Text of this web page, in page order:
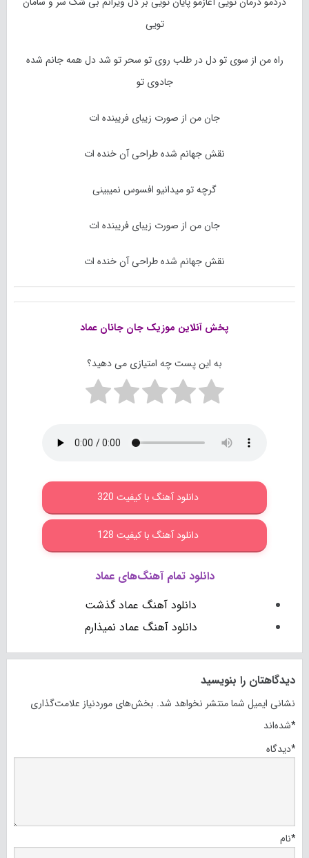
تویی
راه من از سوی تو دل در طلب روی تو سحر تو شد دل همه جانم شده
جادوی تو
جان من از صورت زیبای فریبنده ات
نقش جهانم شده طراحی آن خنده ات
گرچه تو میدانیو افسوس نمیبینی
جان من از صورت زیبای فریبنده ات
نقش جهانم شده طراحی آن خنده ات
پخش آنلاین موزیک جان جانان عماد
به این پست چه امتیازی می دهید؟
دانلود آهنگ با کیفیت 320
دانلود آهنگ با کیفیت 128
دانلود تمام آهنگ‌های عماد
دانلود آهنگ عماد گذشت
دانلود آهنگ عماد نمیذارم
دیدگاهتان را بنویسید
نشانی ایمیل شما منتشر نخواهد شد. بخش‌های موردنیاز علامت‌گذاری
شده‌اند*
دیدگاه*
نام*